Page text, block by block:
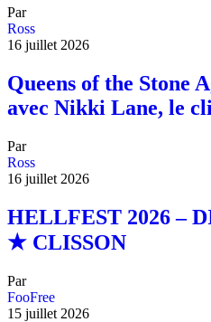
Par
Ross
16 juillet 2026
Queens of the Stone
avec Nikki Lane, le
Par
Ross
16 juillet 2026
HELLFEST 2026 –
★ CLISSON
Par
FooFree
15 juillet 2026